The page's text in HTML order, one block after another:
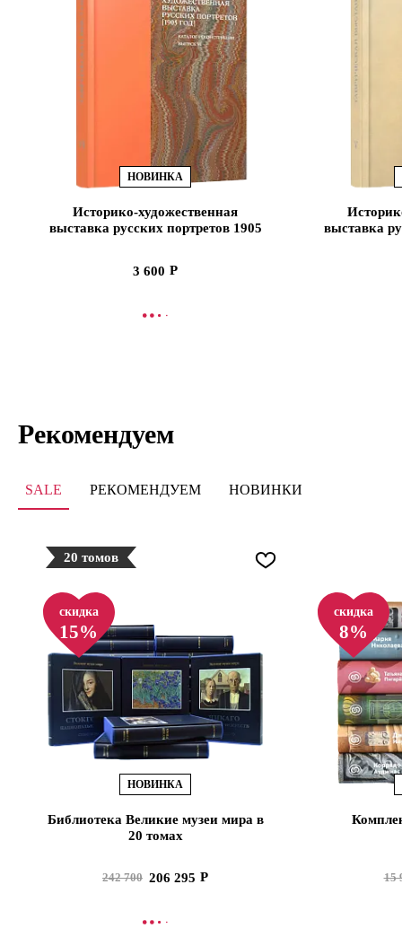
НОВИНКА
Историко-художественная
выставка русских портретов 1905
3 600
В КОРЗИНУ
выставка
Рекомендуем
SALE РЕКОМЕНДУЕМ НОВИНКИ
20 томов
скидка
15%
НОВИНКА
Библиотека Великие музеи мира в
20 томах
242 700 206 295
В КОРЗИНУ
скидка
8%
15